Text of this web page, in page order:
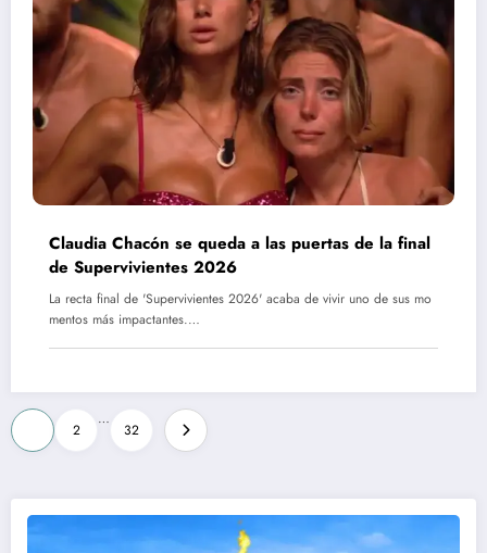
Claudia Chacón se queda a las puertas de la final
de Supervivientes 2026
La recta final de 'Supervivientes 2026' acaba de vivir uno de sus mo
mentos más impactantes.…
Paginación
de
entradas
2
…
32